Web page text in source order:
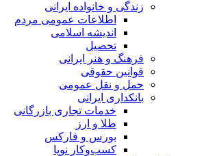
زندگی و خانواده ایرانی
اطلاعات عمومی مردم
اندیشه اسلامی
تحصیل
فرهنگ و هنر ایرانی
قوانین حقوقی
حمل و نقل عمومی
بانکداری ایرانی
خدمات تجاری بازرگانی
طلا و ارز
بورس و فارکس
کسب‌وکار نوپا